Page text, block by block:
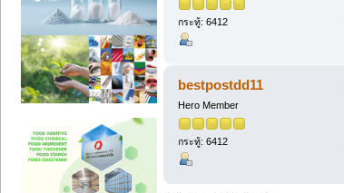
กระทู้: 6412
bestpostdd11
Hero Member
กระทู้: 6412